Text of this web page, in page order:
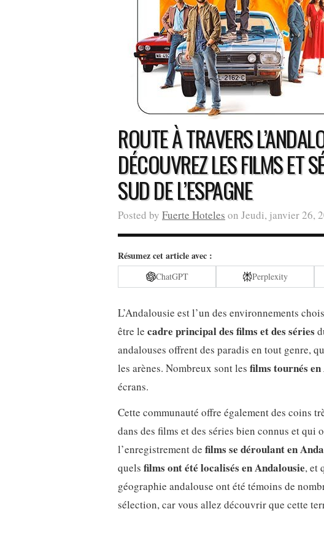
ROUTE À TRAVERS
DÉCOUVREZ LES FILMS ET
SUD DE L’ESPAGNE
Posted by Fuerte Hoteles on Jeudi, janvier 26,
Résumez cet article avec :
ChatGPT Perplexity
L’Andalousie est l’un des environnements
être le cadre principal des films et des séries
andalouses offrent des paradis en tout genre,
les arènes. Nombreux sont les films tournés
écrans.
Cette communauté offre également des coins
dans des films et des séries bien connus et qui
l’enregistrement de films se déroulant en
quels films ont été localisés en Andalousie, et
géographie andalouse ont été témoins de
sélection, car vous allez découvrir que cette